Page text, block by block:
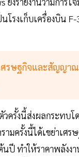
โรงเก็บเครื่องบิน
รษฐกิจและสัญญา
วครั้งนี้ส่งผลกระทบโ
ามครั้งนี้ได้เขย่าเศร
นปี ทำให้ราคาพลังง